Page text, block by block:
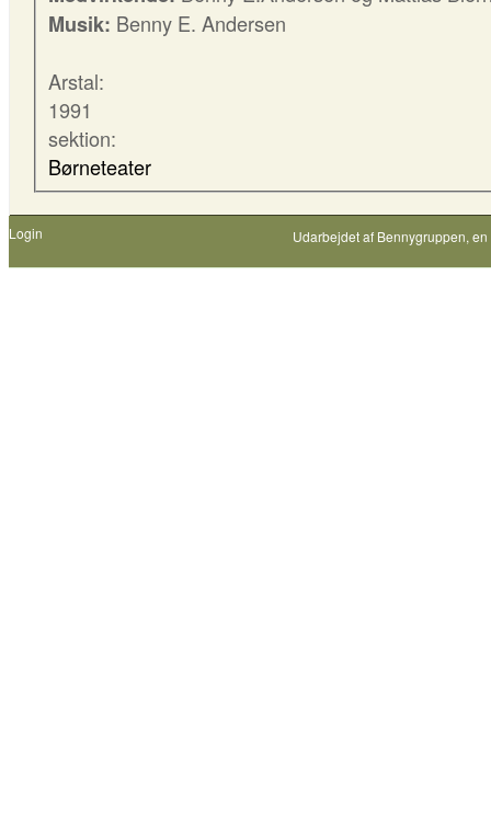
Musik: Benny E. Andersen
Arstal:
1991
sektion:
Børneteater
Login Udarbejdet af Bennygruppen,